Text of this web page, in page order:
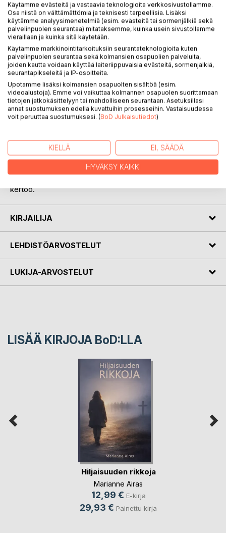
KUVAUS
Avaruuden tutkiminen on hyvin usean valtion kesken jaettu.
Yksi näistä valtioista on Suomi. Pieni tiedemiesten
muodostama ryhmä tutkii avaruus säteilyä. Taajuuksien
perusteella on voitu jakaa avaruuden säteily kahdeksaan
osaan. Hyvin harvasta hezuluvusta, aina kaiken lyhyempiin
lyhytvärähteinen. Lisäksi se poikkeaa muista siinä, että se
vaikuttaa melkein kun elävältä. Siinä kennossa, johon se on
siirretty, se näyttää etsivän ulospääsyä. Mitä tapahtuu kun
kertoo.
KIRJAILIJA
LEHDISTÖARVOSTELUT
LUKIJA-ARVOSTELUT
LISÄÄ KIRJOJA BoD:LLA
Hiljaisuuden rikkoja
Marianne Airas
12,99 € E-kirja
29,93 € Painettu kirja
Käytämme evästeitä ja vastaavia teknologioita verkkosivustollamme.
Osa niistä on välttämättömiä ja teknisesti tarpeellisia. Lisäksi
käytämme analyysimenetelmiä (esim. evästeitä tai sormenjälkiä sekä
palvelinpuolen seurantaa) mitataksemme, kuinka usein sivustollamme
vieraillaan ja kuinka sitä käytetään.
Käytämme markkinointitarkoituksiin seurantateknologioita kuten
palvelinpuolen seurantaa sekä kolmansien osapuolien palveluita,
joiden kautta voidaan käyttää laiteriippuvaisia evästeitä, sormenjälkiä,
seurantapikseleitä ja IP-osoitteita.
Upotamme lisäksi kolmansien osapuolten sisältöä (esim.
videoalustoja). Emme voi vaikuttaa kolmannen osapuolen suorittamaan
tietojen jatkokäsittelyyn tai mahdolliseen seurantaan. Asetuksillasi
annat suostumuksen edellä kuvattuihin prosesseihin. Vastaisuudessa
voit peruuttaa suostumuksesi. (BoD Julkaisutiedot)
KIELLÄ EI, SÄÄDÄ
HYVÄKSY KAIKKI